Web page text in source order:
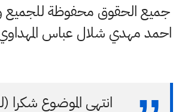
جميع الحقوق محفوظة للجميع
احمد مهدي شلال عباس المهداوي
انتهى الموضوع